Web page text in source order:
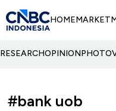
HOMEMARKET
RESEARCHOPINIONPHOTO
#bank uob